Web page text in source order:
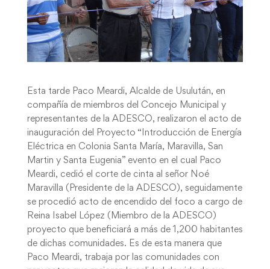
Esta tarde Paco Meardi, Alcalde de Usulután, en
compañía de miembros del Concejo Municipal y
representantes de la ADESCO, realizaron el acto de
inauguración del Proyecto “Introducción de Energía
Eléctrica en Colonia Santa María, Maravilla, San
Martin y Santa Eugenia” evento en el cual Paco
Meardi, cedió el corte de cinta al señor Noé
Maravilla (Presidente de la ADESCO), seguidamente
se procedió acto de encendido del foco a cargo de
Reina Isabel López (Miembro de la ADESCO)
proyecto que beneficiará a más de 1,200 habitantes
de dichas comunidades. Es de esta manera que
Paco Meardi, trabaja por las comunidades con